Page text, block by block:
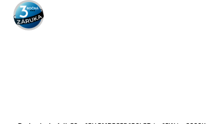
3 roky
záruka